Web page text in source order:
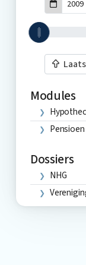
Modules
Pensioen
Dossiers
NHG